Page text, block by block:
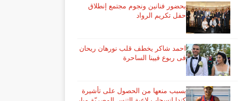
بحضور فنانين ونجوم مجتمع إنطلاق
حفل تكريم الرواد
احمد شاكر يخطف قلب نورهان ريحان
فى ربوع فيينا الساحرة
بسبب منعها من الحصول على تأشيرة